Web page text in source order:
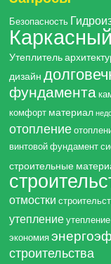
Безопасность
Утеплитель
дизайн
фундамента
комфорт материал
отопление
винтовой фундамент
строительные
отмостки
утепление
экономия
строительства